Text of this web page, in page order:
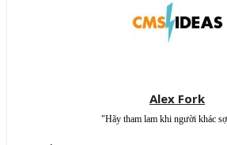
Alex Fork
"Hãy tham lam khi người khác